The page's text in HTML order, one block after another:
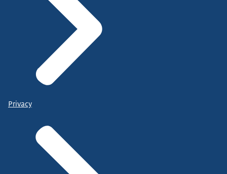
Privacy